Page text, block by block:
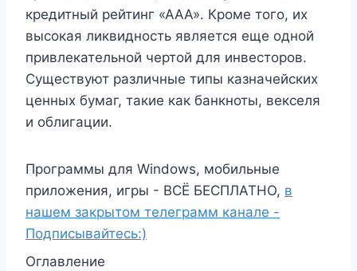
кредитный рейтинг «ААА». Кроме того, их
высокая ликвидность является еще одной
привлекательной чертой для инвесторов.
Существуют различные типы казначейских
ценных бумаг, такие как банкноты, векселя
и облигации.
Программы для Windows, мобильные
приложения, игры - ВСЁ БЕСПЛАТНО, в
нашем закрытом телеграмм канале -
Подписывайтесь:)
Оглавление